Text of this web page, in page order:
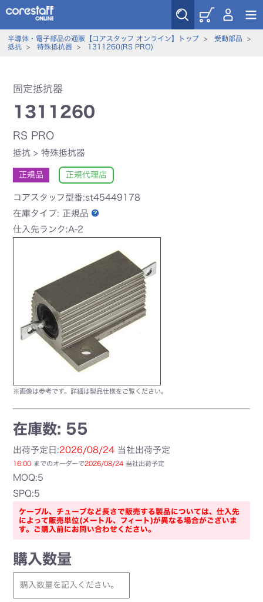
半導体・電子部品の通販【コアスタッフ オンライン】トップ> 受動部品 >
抵抗> 特殊抵抗器> 1311260(RS PRO)
固定抵抗器
1311260
RS PRO
抵抗 >特殊抵抗器
正規品 正規代理店
コアスタッフ型番:st45449178
在庫タイプ: 正規品
仕入先ランク:A-2
※画像は参考です。詳細は製品仕様をご覧ください。
在庫数: 55
出荷予定日:2026/08/24 当社出荷予定
16:00 までのオーダーで2026/08/24 当社出荷予定
MOQ:5
SPQ:5
ケーブル、チューブなど長さで販売する製品については、仕入先
によって販売単位(メートル、フィート)が異なる場合がございま
す。ご購入前にお問い合わせください。
購入数量